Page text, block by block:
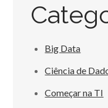
Big Data
Ciência de
Começar na TI